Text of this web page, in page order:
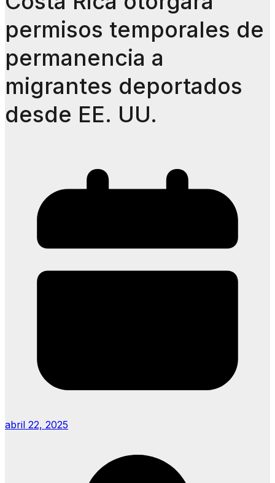
permisos temporales de
permanencia a
migrantes deportados
desde EE. UU.
abril 22, 2025